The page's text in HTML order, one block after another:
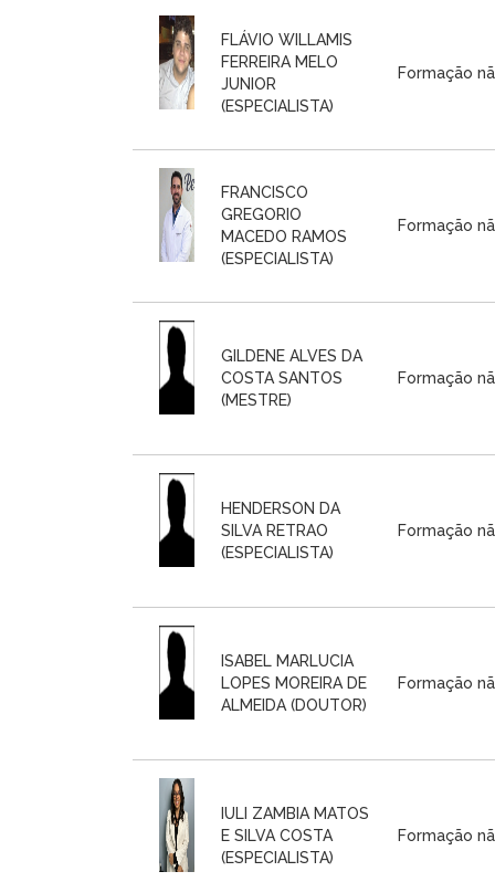
FLÁVIO WILLAMIS
FERREIRA MELO
JUNIOR
(ESPECIALISTA)
Formação
FRANCISCO
GREGORIO
MACEDO RAMOS
(ESPECIALISTA)
Formação
GILDENE ALVES DA
COSTA SANTOS
(MESTRE)
Formação
HENDERSON DA
SILVA RETRAO
(ESPECIALISTA)
Formação
ISABEL MARLUCIA
LOPES MOREIRA DE
ALMEIDA (DOUTOR)
Formação
IULI ZAMBIA MATOS
E SILVA COSTA
(ESPECIALISTA)
Formação